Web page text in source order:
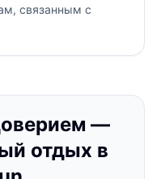
связанным с
—
отдых в